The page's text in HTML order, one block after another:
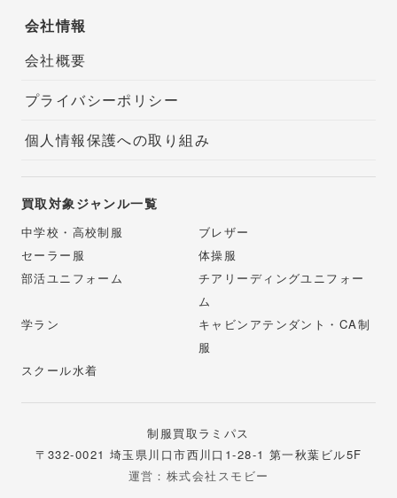
会社情報
会社概要
プライバシーポリシー
個人情報保護への取り組み
買取対象ジャンル一覧
中学校・高校制服
ブレザー
セーラー服
体操服
部活ユニフォーム
チアリーディングユニフォー
ム
学ラン
キャビンアテンダント・CA制
服
スクール水着
制服買取ラミパス
〒332-0021 埼玉県川口市西川口1-28-1 第一秋葉ビル5F
運営：株式会社スモビー